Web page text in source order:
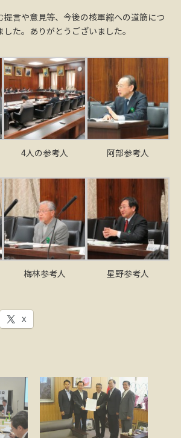
提言や意見等、今後の核軍縮への道筋につ
た。ありがとうございました。
4人の参考人 阿部参考人
梅林参考人 星野参考人
X